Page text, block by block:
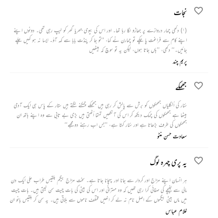
نجات
(۱) دکھی چمار دروازے پر جھاڑو لگا رہا تھا۔ اور اس کی بیوی جھریا گھر کو لیپ رہی تھی۔ دونوں اپنے
اپنے کام سے فراغت پا چکے تو چمارن نے کہا، ’’تو جا کر پنڈت بابا سے کہہ آؤ۔ ایسا نہ ہو کہیں چلے
جائیں۔‘‘ دکھی، ’’ہاں جاتا ہوں، لیکن یہ تو سوچ کہ بیٹھیں
پریم چند
جھمکے
سُنار کی اُنگلیاں جھمکوں کو برش سے پالش کر رہی ہیں جھمکے چمکنے لگتے ہیں ستار کے پاس ہی ایک آدمی
بیٹھا ہے جھمکوں کی چمک دیکھ کر اس کی آنکھیں تمتما اُٹھتی ہیں بڑی بے تابی سے وہ اپنے ہاتھ ان
جھمکوں کی طرف بڑھاتا ہے اور سُنار کہتا ہے، ’’بس اب رہنے دو مجھے‘‘
سعادت حسن منٹو
یہ پری چہرہ لوگ
ہر انسان اپنے مزاج اور کردار سے جانا اور پہچانا جاتا ہے۔ سخت مزاج بیگم بلقیس طراب علی ایک دن
مالی سے بغیچے کی صفائی کرا رہی تھیں کہ وہ مہترانی اور اس کی بیٹی کی بات چیت سن لیتی ہیں۔ بات چیت
میں ماں بیٹی بیگموں کے اصل نام نہ لے کر انھیں مختلف ناموں سے بلاتی ہیں۔ یہ سن کر بلقیس بانو ان
دونوں کو اپنے پاس بلاتی ہیں۔ وہ ان ناموں کے اصلی نام پوچھتی ہیں اور جاننا چاہتی ہیں کہ انھوں نے
غلام عباس